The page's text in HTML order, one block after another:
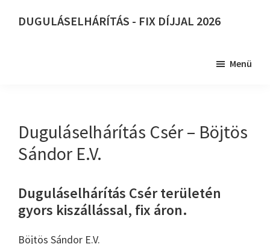
DUGULÁSELHÁRÍTÁS - FIX DÍJJAL 2026
Menü
Duguláselhárítás Csér – Böjtös
Sándor E.V.
Duguláselhárítás Csér területén
gyors kiszállással, fix áron.
Böjtös Sándor E.V.